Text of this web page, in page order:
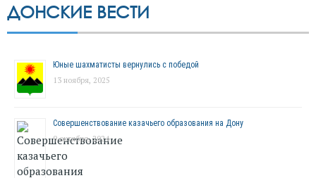
ДОНСКИЕ ВЕСТИ
Юные шахматисты вернулись с победой
13 ноября, 2025
Совершенствование казачьего образования на Дону
9 октября, 2024